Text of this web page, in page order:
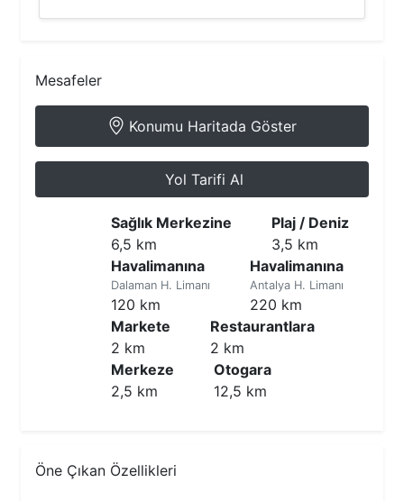
Mesafeler
Konumu Haritada Göster
Yol Tarifi Al
Sağlık Merkezine
6,5 km
Plaj / Deniz
3,5 km
Havalimanına
Dalaman H. Limanı
120 km
Havalimanına
Antalya H. Limanı
220 km
Markete
2 km
Restaurantlara
2 km
Merkeze
2,5 km
Otogara
12,5 km
Öne Çıkan Özellikleri